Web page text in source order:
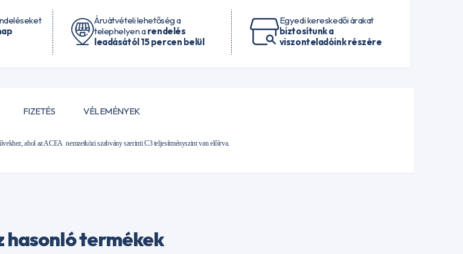
Áruátvételi lehetőség a
telephelyen arendelés
leadásától 15 percen belül
Egyedi kereskedői árakat
biztosítunk a
viszonteladóink részére
FIZETÉS VÉLEMÉNYEK
ahol az ACEA nemzetközi szabvány szerinti C3 teljesítményszint van előírva.
hasonló termékek